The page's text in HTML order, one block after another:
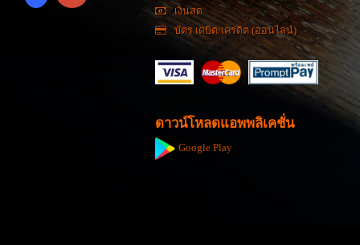
เงินสด
บัตร เดบิต/เครดิต (ออนไลน์)
ดาวน์โหลดแอพพลิเคชั่น
Google Play